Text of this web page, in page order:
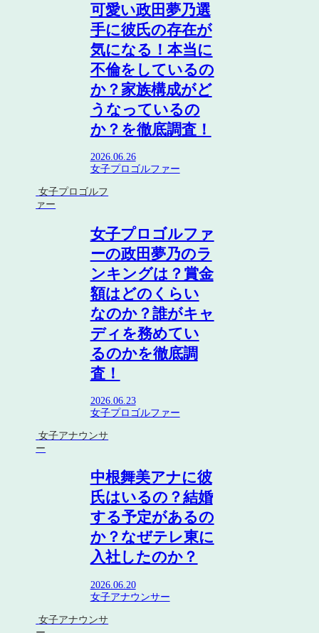
可愛い政田夢乃選
手に彼氏の存在が
気になる！本当に
不倫をしているの
か？家族構成がど
うなっているの
か？を徹底調査！
2026.06.26
女子プロゴルファー
女子プロゴルフ
ァー
女子プロゴルファ
ーの政田夢乃のラ
ンキングは？賞金
額はどのくらい
なのか？誰がキャ
ディを務めてい
るのかを徹底調
査！
2026.06.23
女子プロゴルファー
女子アナウンサ
ー
中根舞美アナに彼
氏はいるの？結婚
する予定があるの
か？なぜテレ東に
入社したのか？
2026.06.20
女子アナウンサー
女子アナウンサ